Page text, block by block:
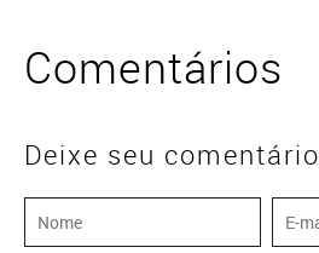
Comentários
Deixe seu comentário